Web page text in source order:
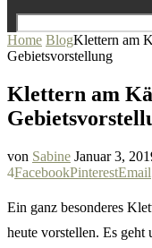
Home BlogKlettern am
Gebietsvorstellung
Klettern am
von Sabine Januar 3,
4FacebookPinterestEmail
Ein ganz besonderes
heute vorstellen. Es geht